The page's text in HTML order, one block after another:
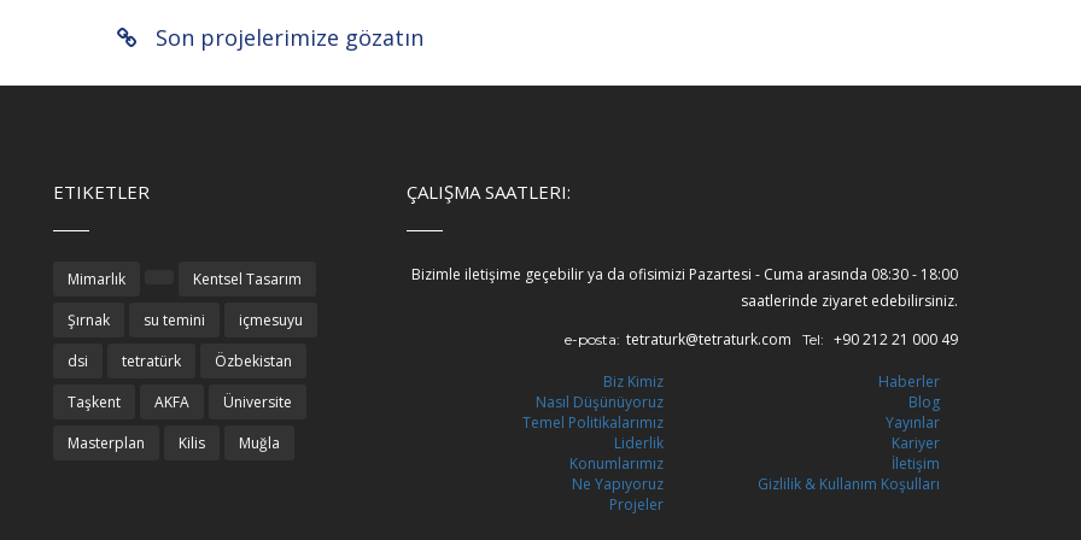
Son projelerimize gözatın
ETIKETLER
Mimarlık
Kentsel Tasarım
Şırnak
su temini
içmesuyu
dsi
tetratürk
Özbekistan
Taşkent
AKFA
Üniversite
Masterplan
Kilis Muğla
ÇALIŞMA SAATLERI:
Bizimle iletişime geçebilir ya da ofisimizi Pazartesi - Cuma arasında 08:30 - 18:00
saatlerinde ziyaret edebilirsiniz.
e-posta: tetraturk@tetraturk.com Tel: +90 212 21 000 49
Biz Kimiz
Nasıl Düşünüyoruz
Temel Politikalarımız
Liderlik
Konumlarımız
Ne Yapıyoruz
Projeler
Haberler
Blog
Yayınlar
Kariyer
İletişim
Gizlilik & Kullanım Koşulları